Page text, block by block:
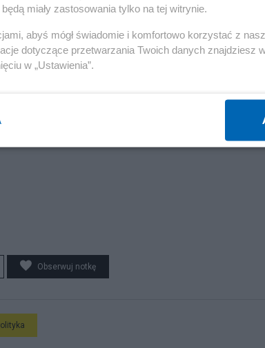
Obserwuj notkę
miały zastosowania tylko na tej witrynie.
abyś mógł świadomie i komfortowo korzystać z
dotyczące przetwarzania Twoich danych znajdziesz
w „Ustawienia”.